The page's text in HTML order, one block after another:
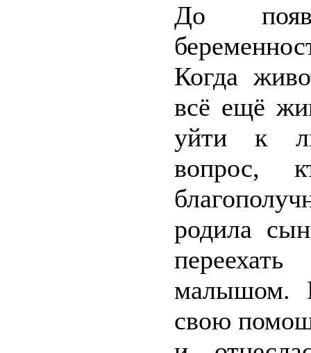
До
Когда
всё ещё
уйти к
вопрос,
родила
малышом.
свою